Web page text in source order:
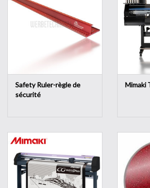
Safety Ruler-règle de
sécurité
Mimaki